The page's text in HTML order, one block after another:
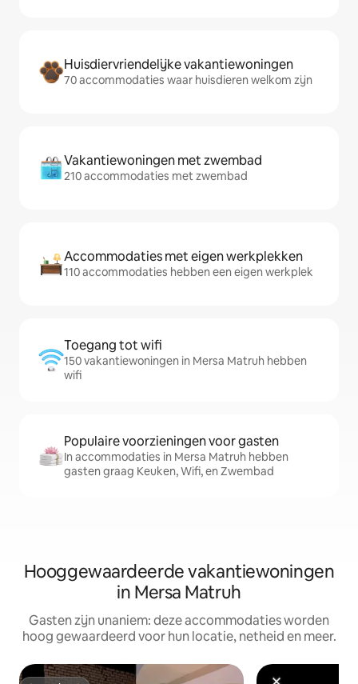
Huisdiervriendelijke vakantiewoningen
70 accommodaties waar huisdieren welkom zijn
Vakantiewoningen met zwembad
210 accommodaties met zwembad
Accommodaties met eigen werkplekken
110 accommodaties hebben een eigen werkplek
Toegang tot wifi
150 vakantiewoningen in Mersa Matruh hebben
wifi
Populaire voorzieningen voor gasten
In accommodaties in Mersa Matruh hebben
gasten graag Keuken, Wifi, en Zwembad
Hooggewaardeerde vakantiewoningen
in Mersa Matruh
Gasten zijn unaniem: deze accommodaties worden
hoog gewaardeerd voor hun locatie, netheid en meer.